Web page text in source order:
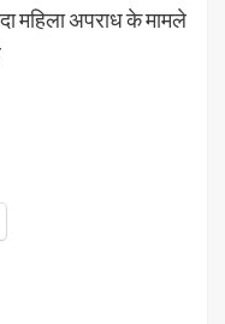
महिला अपराध के मामले